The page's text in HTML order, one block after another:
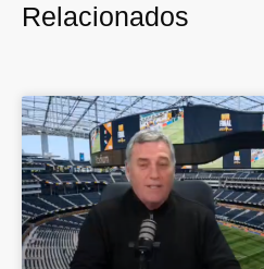
Relacionados